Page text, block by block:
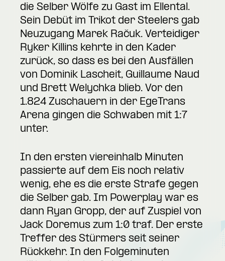
die Selber Wölfe zu Gast im Ellental.
Sein Debüt im Trikot der Steelers gab
Neuzugang Marek Račuk. Verteidiger
Ryker Killins kehrte in den Kader
zurück, so dass es bei den Ausfällen
von Dominik Lascheit, Guillaume Naud
und Brett Welychka blieb. Vor den
1.824 Zuschauern in der EgeTrans
Arena gingen die Schwaben mit 1:7
unter.
In den ersten viereinhalb Minuten
passierte auf dem Eis noch relativ
wenig, ehe es die erste Strafe gegen
die Selber gab. Im Powerplay war es
dann Ryan Gropp, der auf Zuspiel von
Jack Doremus zum 1:0 traf. Der erste
Treffer des Stürmers seit seiner
Rückkehr. In den Folgeminuten